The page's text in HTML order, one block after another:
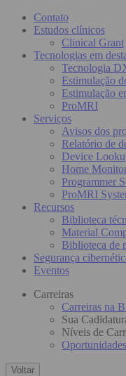
Contato
Estudos clínicos
Clinical Grant
Tecnologias em
Tecnologia
Estimulação
Estimulação
ProMRI
Serviços
Avisos dos
Relatório de
Device
Home
Programmer
ProMRI
Recursos
Biblioteca
Material
Biblioteca de
Segurança
Eventos
Carreiras
Carreiras na
Sua
Níveis de
Voltar